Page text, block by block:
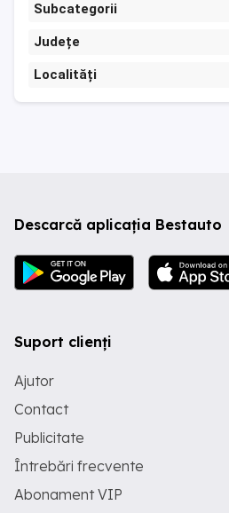
Subcategorii
Județe
Localități
Descarcă aplicația Bestauto
Suport clienți
Ajutor
Contact
Publicitate
Întrebări frecvente
Abonament VIP